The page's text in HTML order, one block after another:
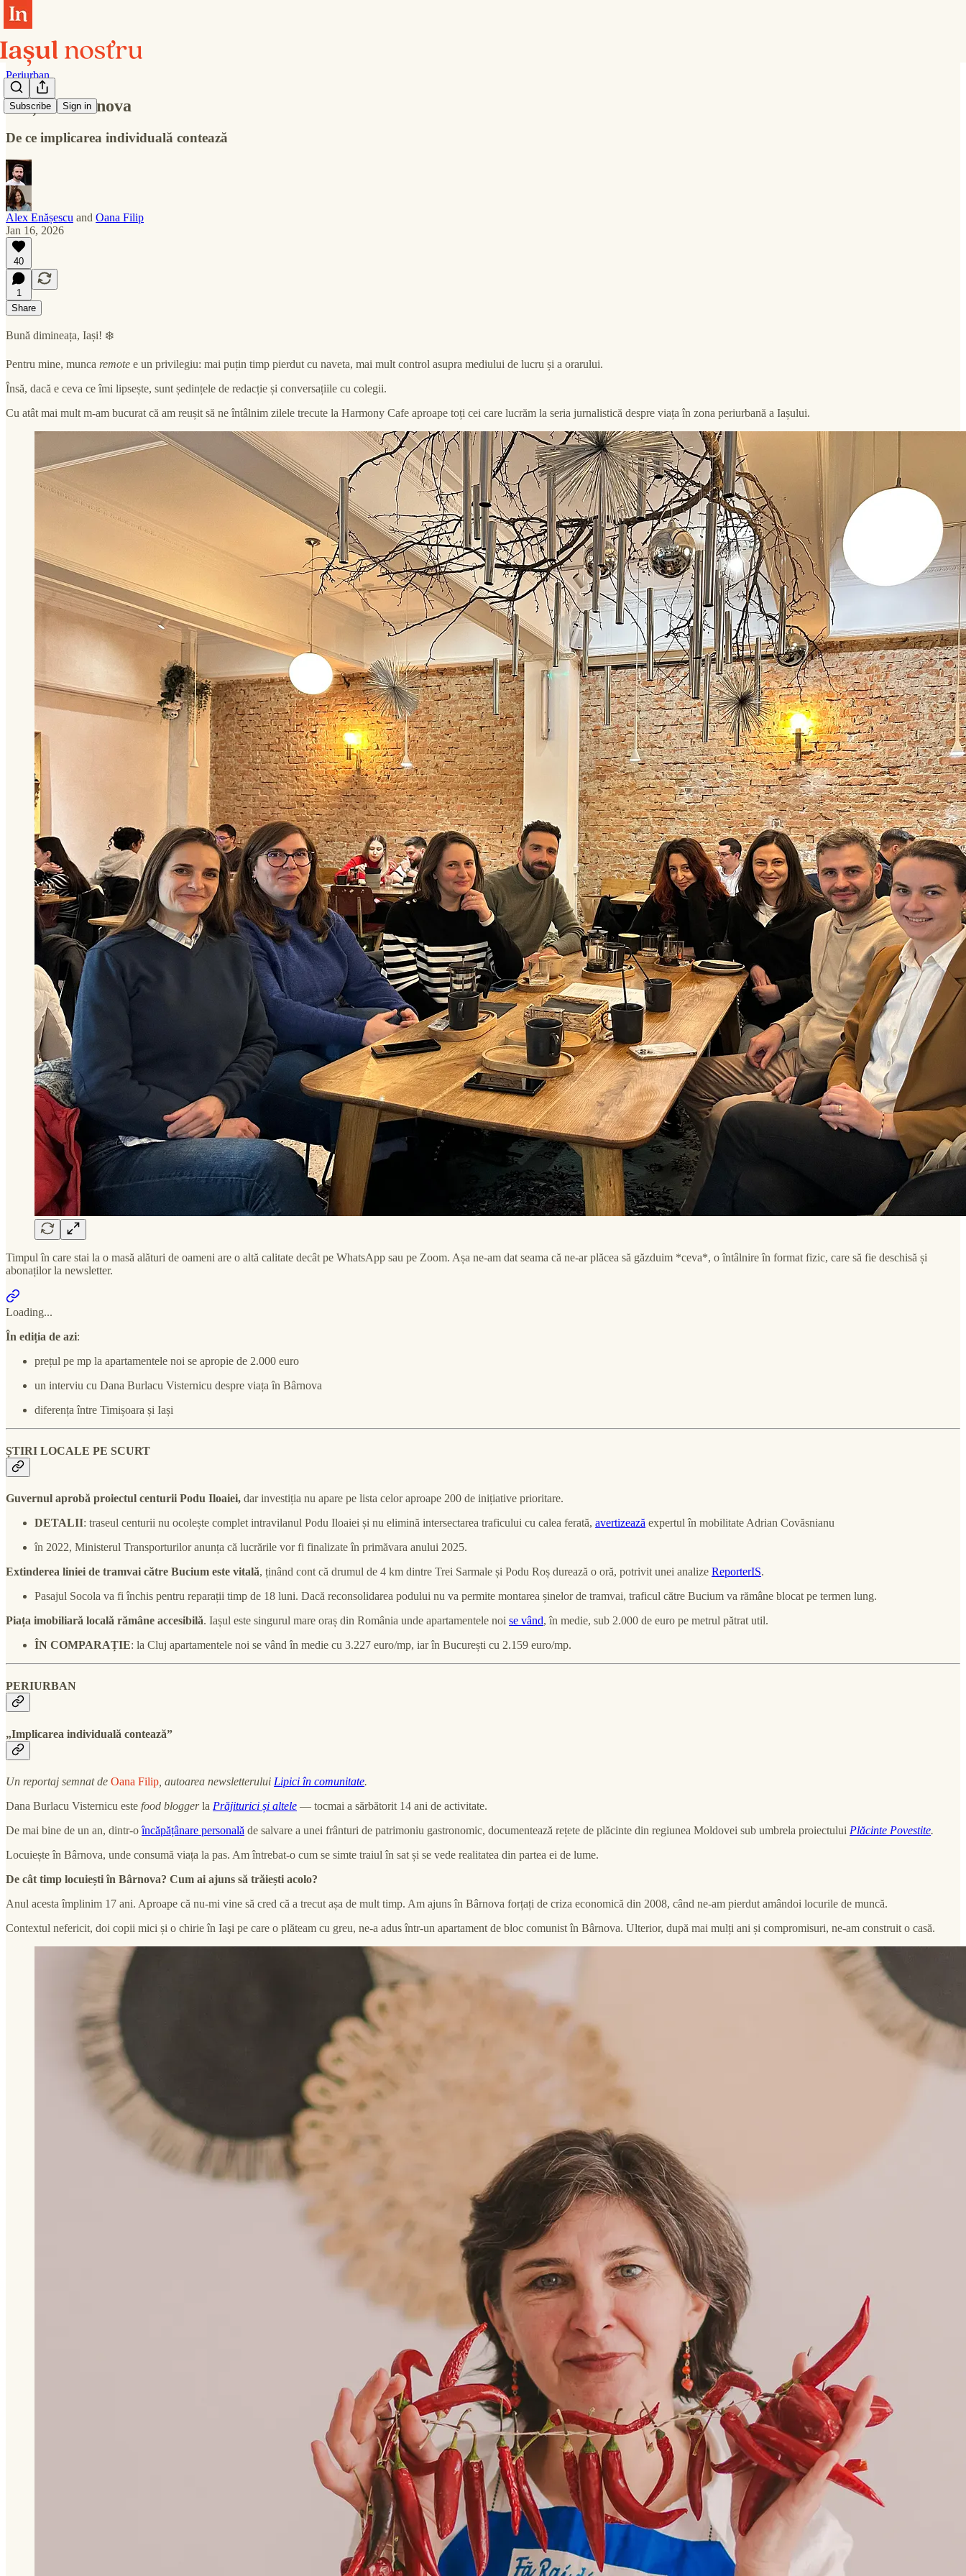
Subscribe Sign in
Periurban
Viața în Bârnova
De ce implicarea individuală contează
Alex Enășescu and Oana Filip
Jan 16, 2026
40
1
Share
Bună dimineața, Iași! ❄️
Pentru mine, munca remote e un privilegiu: mai puțin timp pierdut cu naveta, mai mult control asupra mediului de lucru și a orarului.
Însă, dacă e ceva ce îmi lipsește, sunt ședințele de redacție și conversațiile cu colegii.
Cu atât mai mult m-am bucurat că am reușit să ne întâlnim zilele trecute la Harmony Cafe aproape toți cei care lucrăm la seria jurnalistică despre viața în zona periurbană a Iașului.
Timpul în care stai la o masă alături de oameni are o altă calitate decât pe WhatsApp sau pe Zoom. Așa ne-am dat seama că ne-ar plăcea să găzduim *ceva*, o întâlnire în format fizic, care să fie deschisă și
abonaților la newsletter.
Loading...
În ediția de azi:
prețul pe mp la apartamentele noi se apropie de 2.000 euro
un interviu cu Dana Burlacu Visternicu despre viața în Bârnova
diferența între Timișoara și Iași
ȘTIRI LOCALE PE SCURT
Guvernul aprobă proiectul centurii Podu Iloaiei, dar investiția nu apare pe lista celor aproape 200 de inițiative prioritare.
DETALII: traseul centurii nu ocolește complet intravilanul Podu Iloaiei și nu elimină intersectarea traficului cu calea ferată, avertizează expertul în mobilitate Adrian Covăsnianu
în 2022, Ministerul Transporturilor anunța că lucrările vor fi finalizate în primăvara anului 2025.
Extinderea liniei de tramvai către Bucium este vitală, ținând cont că drumul de 4 km dintre Trei Sarmale și Podu Roș durează o oră, potrivit unei analize ReporterIS.
Pasajul Socola va fi închis pentru reparații timp de 18 luni. Dacă reconsolidarea podului nu va permite montarea șinelor de tramvai, traficul către Bucium va rămâne blocat pe termen lung.
Piața imobiliară locală rămâne accesibilă. Iașul este singurul mare oraș din România unde apartamentele noi se vând, în medie, sub 2.000 de euro pe metrul pătrat util.
ÎN COMPARAȚIE: la Cluj apartamentele noi se vând în medie cu 3.227 euro/mp, iar în București cu 2.159 euro/mp.
PERIURBAN
„Implicarea individuală contează”
Un reportaj semnat de Oana Filip , autoarea newsletterului Lipici în comunitate.
Dana Burlacu Visternicu este food bloggerla Prăjiturici și altele — tocmai a sărbătorit 14 ani de activitate.
De mai bine de un an, dintr-oîncăpățânare personală de salvare a unei frânturi de patrimoniu gastronomic, documentează rețete de plăcinte din regiunea Moldovei sub umbrela proiectului Plăcinte Povestite.
Locuiește în Bârnova, unde consumă viața la pas. Am întrebat-o cum se simte traiul în sat și se vede realitatea din partea ei de lume.
De cât timp locuiești în Bârnova? Cum ai ajuns să trăiești acolo?
Anul acesta împlinim 17 ani. Aproape că nu-mi vine să cred că a trecut așa de mult timp. Am ajuns în Bârnova forțați de criza economică din 2008, când ne-am pierdut amândoi locurile de muncă.
Contextul nefericit, doi copii mici și o chirie în Iaşi pe care o plăteam cu greu, ne-a adus într-un apartament de bloc comunist în Bârnova. Ulterior, după mai mulți ani și compromisuri, ne-am construit o casă.